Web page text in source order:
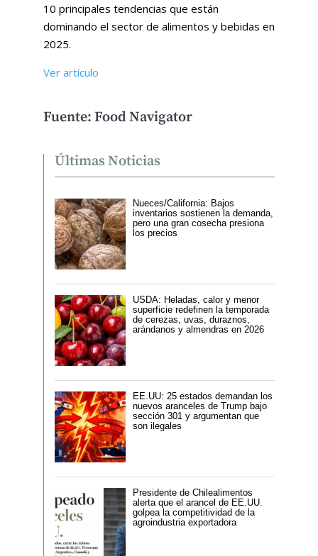
10 principales tendencias que están
dominando el sector de alimentos y bebidas en
2025.
Ver artículo
Fuente: Food Navigator
Últimas Noticias
Nueces/California: Bajos
inventarios sostienen la demanda,
pero una gran cosecha presiona
los precios
USDA: Heladas, calor y menor
superficie redefinen la temporada
de cerezas, uvas, duraznos,
arándanos y almendras en 2026
EE.UU: 25 estados demandan los
nuevos aranceles de Trump bajo
sección 301 y argumentan que
son ilegales
Presidente de Chilealimentos
alerta que el arancel de EE.UU.
golpea la competitividad de la
agroindustria exportadora